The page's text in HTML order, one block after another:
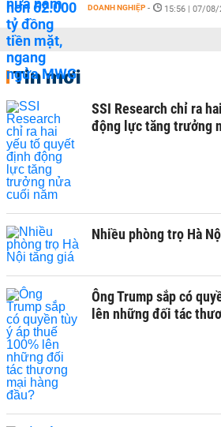
DOANH NGHIỆP - 15:56 | 07/08/
Tin mới
SSI Research chỉ ra
động lực tăng trưởng
Nhiều phòng trọ Hà
Ông Trump sắp có
lên những đối tác